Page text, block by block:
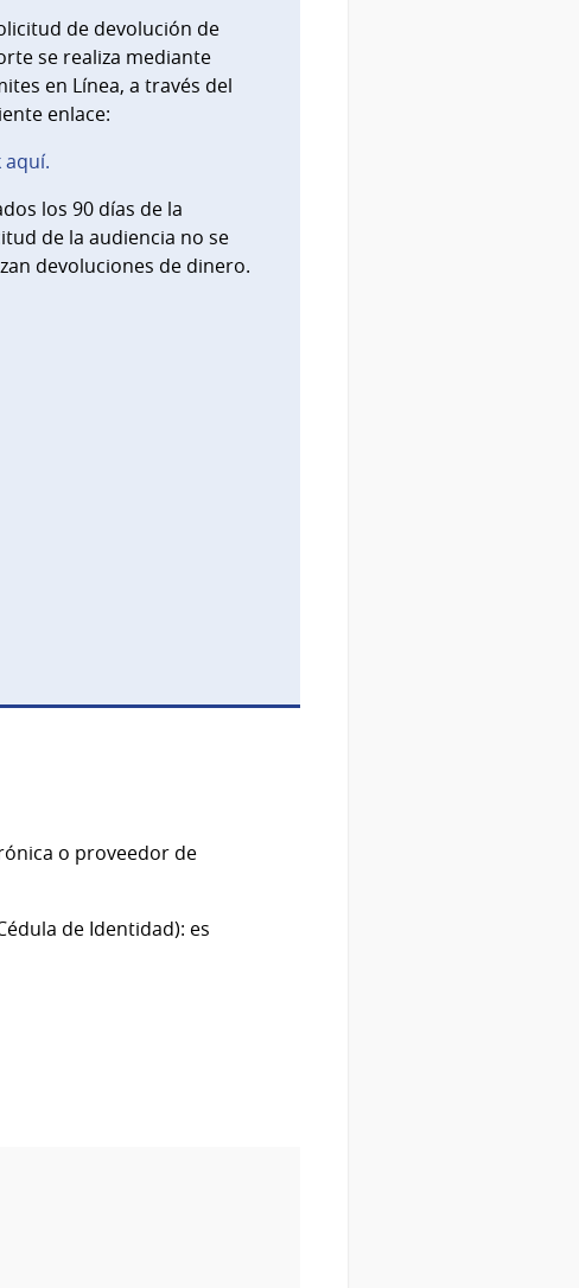
de devolución de
se realiza mediante
en Línea, a través del
enlace:
aquí.
los 90 días de la
de la audiencia no se
devoluciones de dinero.
o proveedor de
de Identidad): es